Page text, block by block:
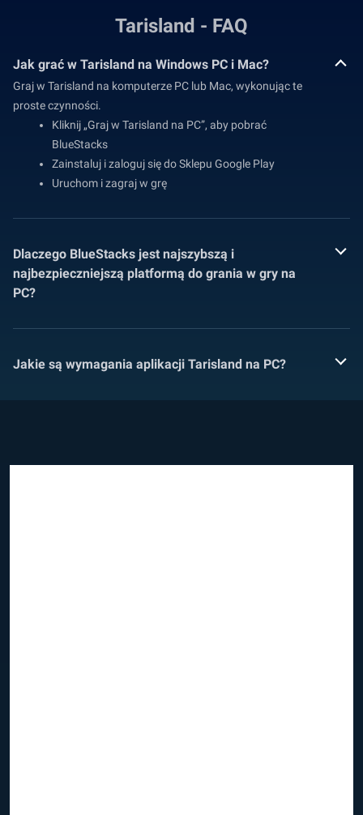
Tarisland - FAQ
Jak grać w Tarisland na Windows PC i Mac?
Graj w Tarisland na komputerze PC lub Mac, wykonując te
proste czynności.
Kliknij „Graj w Tarisland na PC”, aby pobrać
BlueStacks
Zainstaluj i zaloguj się do Sklepu Google Play
Uruchom i zagraj w grę
Dlaczego BlueStacks jest najszybszą i
najbezpieczniejszą platformą do grania w gry na
PC?
Jakie są wymagania aplikacji Tarisland na PC?